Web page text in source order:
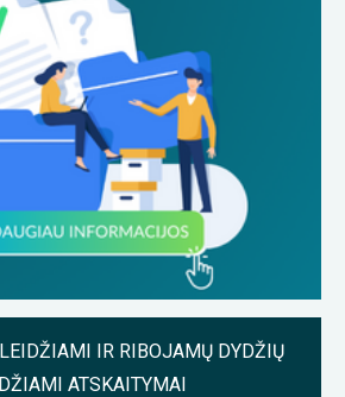
IR RIBOJAMŲ DYDŽIŲ
ATSKAITYMAI